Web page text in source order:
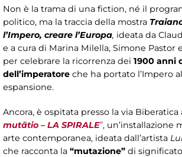
Non è la trama di una fiction, né il
politico, ma la traccia della mostra
l’Impero, creare l’Europa, ideata da
e a cura di Marina Milella, Simone Pastor
per celebrare la ricorrenza dei 1900 anni
dell’imperatore che ha portato l’Impero
espansione.
Ancora, è ospitata presso la via Biberatica
mutãtio – LA SPIRALE”, un’installazione
arte contemporanea, ideata dall’artista
che racconta la “mutazione” di